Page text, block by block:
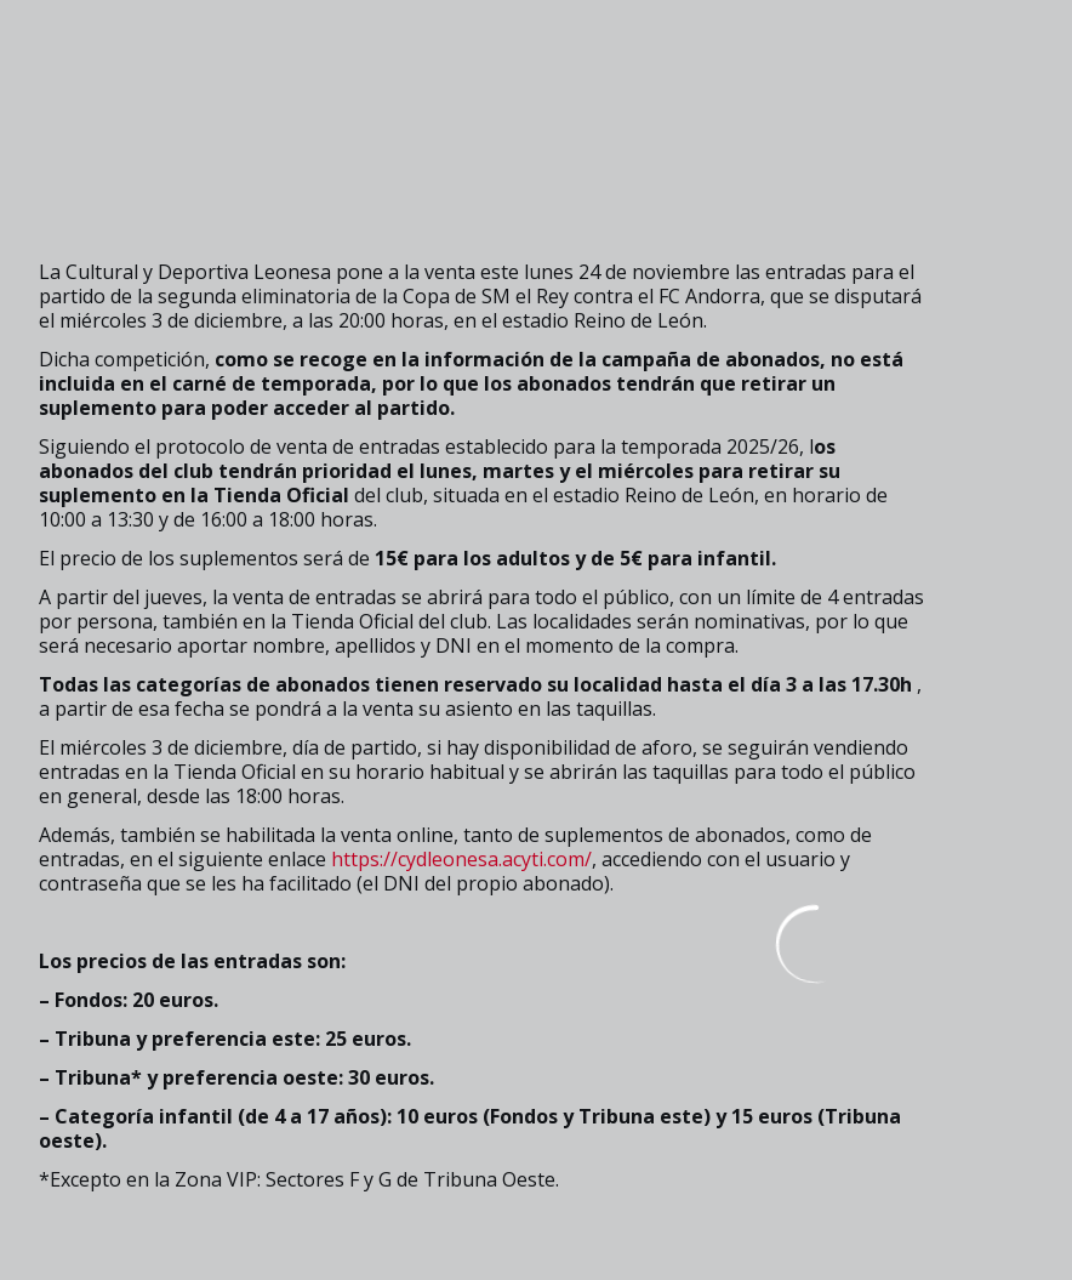
La Cultural y Deportiva Leonesa pone a la venta este lunes 24 de noviembre las entradas para el
partido de la segunda eliminatoria de la Copa de SM el Rey contra el FC Andorra, que se disputará
el miércoles 3 de diciembre, a las 20:00 horas, en el estadio Reino de León.
Dicha competición, como se recoge en la información de la campaña de abonados, no está
incluida en el carné de temporada, por lo que los abonados tendrán que retirar un
suplemento para poder acceder al partido.
Siguiendo el protocolo de venta de entradas establecido para la temporada 2025/26, los
abonados del club tendrán prioridad el lunes, martes y el miércoles para retirar su
suplemento en la Tienda Oficial del club, situada en el estadio Reino de León, en horario de
10:00 a 13:30 y de 16:00 a 18:00 horas.
El precio de los suplementos será de 15€ para los adultos y de 5€ para infantil.
A partir del jueves, la venta de entradas se abrirá para todo el público, con un límite de 4 entradas
por persona, también en la Tienda Oficial del club. Las localidades serán nominativas, por lo que
será necesario aportar nombre, apellidos y DNI en el momento de la compra.
Todas las categorías de abonados tienen reservado su localidad hasta el día 3 a las 17.30h ,
a partir de esa fecha se pondrá a la venta su asiento en las taquillas.
El miércoles 3 de diciembre, día de partido, si hay disponibilidad de aforo, se seguirán vendiendo
entradas en la Tienda Oficial en su horario habitual y se abrirán las taquillas para todo el público
en general, desde las 18:00 horas.
Además, también se habilitada la venta online, tanto de suplementos de abonados, como de
entradas, en el siguiente enlace https://cydleonesa.acyti.com/, accediendo con el usuario y
contraseña que se les ha facilitado (el DNI del propio abonado).
Los precios de las entradas son:
– Fondos: 20 euros.
– Tribuna y preferencia este: 25 euros.
– Tribuna* y preferencia oeste: 30 euros.
– Categoría infantil (de 4 a 17 años): 10 euros (Fondos y Tribuna este) y 15 euros (Tribuna
oeste).
*Excepto en la Zona VIP: Sectores F y G de Tribuna Oeste.